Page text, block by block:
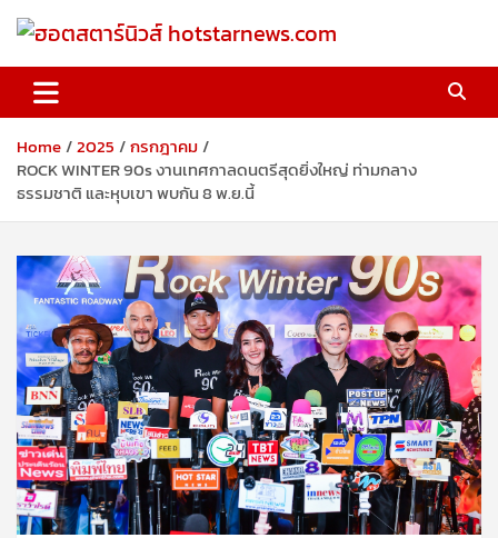
ฮอตสตาร์นิวส์ hotstarnews.com
Home 2025
กรกฎาคม
ROCK WINTER 90s งานเทศกาลดนตรีสุดยิ่งใหญ่ ท่ามกลาง
ธรรมชาติ และหุบเขา พบกัน 8 พ.ย.นี้